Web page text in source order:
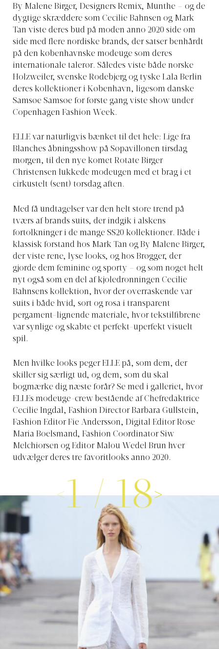
By Malene Birger, Designers Remix, Munthe – og de
dygtige skræddere som Cecilie Bahnsen og Mark
Tan viste deres bud på moden anno 2020 side om
side med flere nordiske brands, der satser benhårdt
på den københavnske modeuge som deres
internationale talerør. Således viste både norske
Holzweiler, svenske Rodebjerg og tyske Lala Berlin
deres kollektioner i København, ligesom danske
Samsøe Samsøe for første gang viste show under
Copenhagen Fashion Week.
ELLE var naturligvis bænket til det hele: Lige fra
Blanches åbningsshow på Søpavillonen tirsdag
morgen, til den nye komet Rotate Birger
Christensen lukkede modeugen med et brag i et
cirkustelt (sent) torsdag aften.
Med få undtagelser var den helt store trend på
tværs af brands suits, der indgik i alskens
fortolkninger i de mange SS20 kollektioner. Både i
klassisk forstand hos Mark Tan og By Malene Birger,
der viste rene, lyse looks, og hos Brøgger, der
gjorde dem feminine og sporty – og som noget helt
nyt også som en del af kjoledronningen Cecilie
Bahnsens kollektion, hvor der overraskende var
suits i både hvid, sort og rosa i transparent
pergament-lignende materiale, hvor tekstilfibrene
var synlige og skabte et perfekt-uperfekt visuelt
spil.
Men hvilke looks peger ELLE på, som dem, der
skiller sig særligt ud, og dem, som du skal
bogmærke dig næste forår? Se med i galleriet, hvor
ELLEs modeuge-crew bestående af Chefredaktrice
Cecilie Ingdal, Fashion Director Barbara Gullstein,
Fashion Editor Fie Andersson, Digital Editor Rose
Maria Boelsmand, Fashion Coordinator Siw
Melchiorsen og Editor Malou Wedel Brun hver
udvælger deres tre favoritlooks anno 2020.
1/18